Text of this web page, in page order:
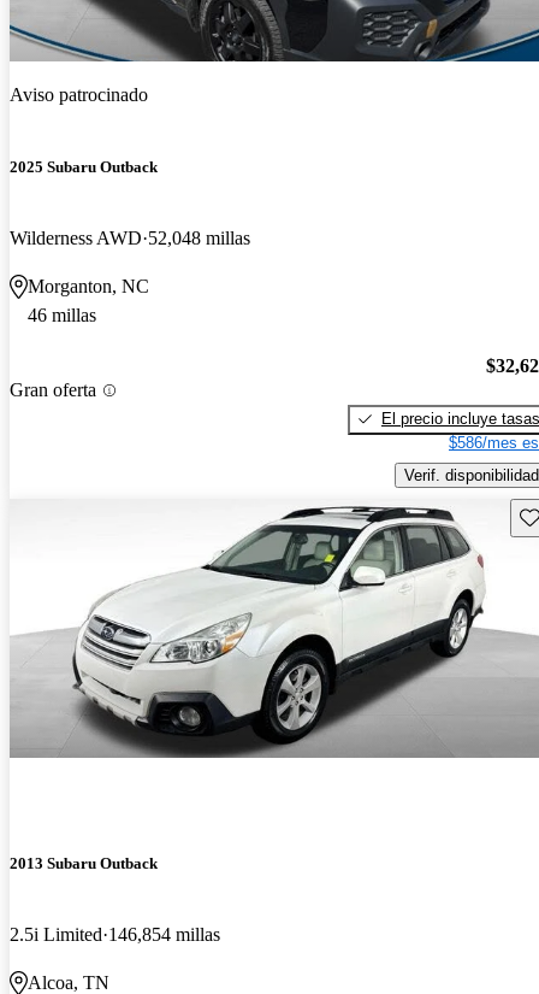
Aviso patrocinado
2025 Subaru Outback
Wilderness AWD 52,048 millas
Morganton, NC
46 millas
Gran oferta
El precio incluye tasas
$586/mes
Verif. disponibilidad
2013 Subaru Outback
2.5i Limited 146,854 millas
Alcoa, TN